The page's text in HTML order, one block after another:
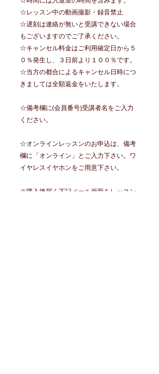
☆レッスン中の動画撮影・録音禁止
☆遅刻は連絡が無いと受講できない場合
もございますのでご了承ください。
☆キャンセル料金はご利用確定日から５
０％発生し、３日前より１００％です。
☆当方の都合によるキャンセル日時につ
きましては全額返金をいたします。
☆備考欄に(会員番号)受講者名をご入力
ください。
☆オンラインレッスンのお申込は、備考
欄に「オンライン」とご入力下さい。ワ
イヤレスイヤホンをご用意下さい。
※購入後届く下記メール画面をレッスン